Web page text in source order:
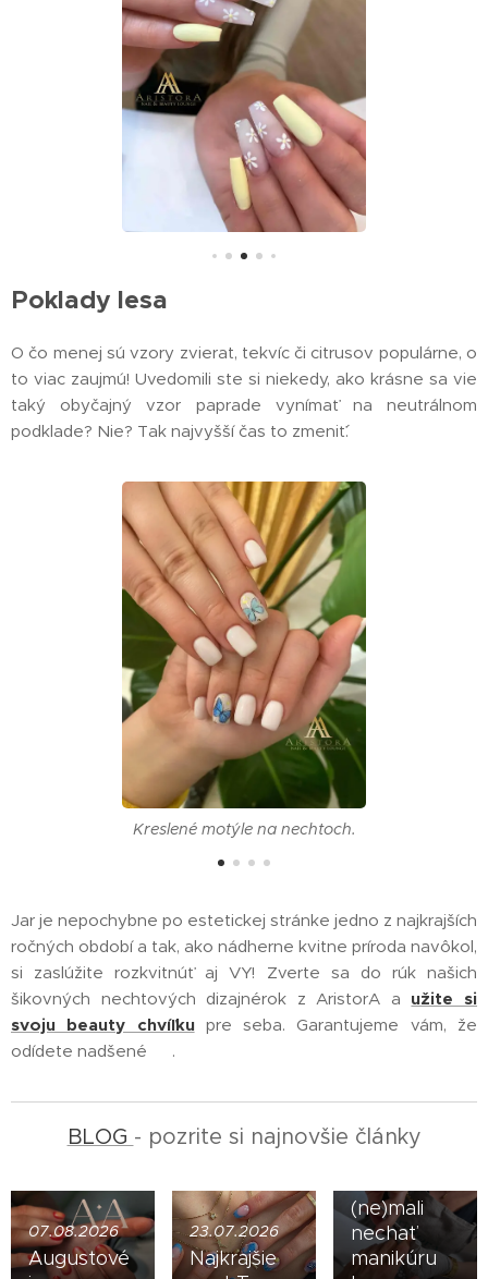
Poklady lesa
O čo menej sú vzory zvierat, tekvíc či citrusov populárne, o
to viac zaujmú! Uvedomili ste si niekedy, ako krásne sa vie
taký obyčajný vzor paprade vynímať na neutrálnom
podklade? Nie? Tak najvyšší čas to zmeniť´.
Kreslené motýle na nechtoch.
Jar je nepochybne po estetickej stránke jedno z najkrajších
ročných období a tak, ako nádherne kvitne príroda navôkol,
si zaslúžite rozkvitnúť aj VY! Zverte sa do rúk našich
šikovných nechtových dizajnérok z AristorA a užite si
svoju beauty chvíľku pre seba. Garantujeme vám, že
odídete nadšené 😊.
BLOG - pozrite si najnovšie články
07.08.2026
Augustové
23.07.2026
Najkrajšie
16.07.2026
nová
vizitka:
(ne)mali
nechať
manikúru